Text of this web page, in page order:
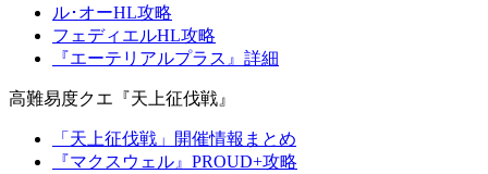
ル･オーHL攻略
フェディエルHL攻略
『エーテリアルプラス』詳細
高難易度クエ『天上征伐戦』
「天上征伐戦」開催情報まとめ
『マクスウェル』PROUD+攻略